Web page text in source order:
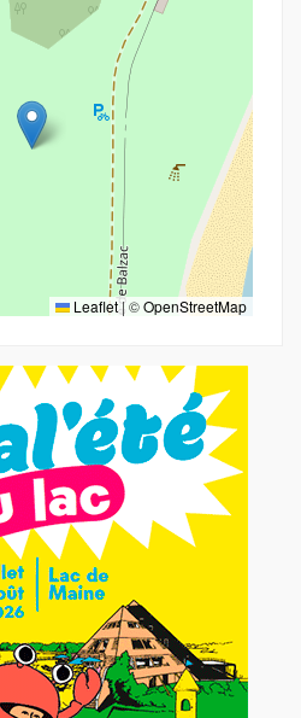
Leaflet|©OpenStreetMap